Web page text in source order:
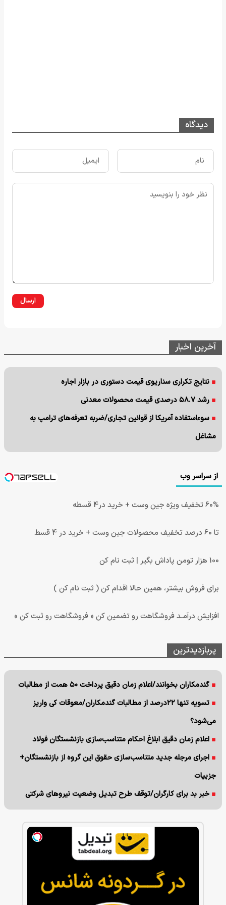
دیدگاه
ارسال
آخرین اخبار
نتایج تکراری سناریوی قیمت دستوری در بازار اجاره
رشد ۵۸.۷ درصدی قیمت محصولات معدنی
سوءاستفاده آمریکا از قوانین تجاری/ضربه تعرفه‌های ترامپ به
مشاغل
از سراسر وب
60% تخفیف ویژه جین وست + خرید در4 قسطه
تا 60 درصد تخفیف محصولات جین وست + خرید در 4 قسط
100 هزار تومن پاداش بگیر | ثبت نام کن
برای فروش بیشتر، همین حالا اقدام کن ( ثبت نام کن )
افزایش درآمـد فروشگاهت رو تضمین کن « فروشگاهت رو ثبت کن »
پربازدیدترین
گندمکاران بخوانند/اعلام زمان دقیق پرداخت ۵۰ همت از مطالبات
تسویه تنها ۲۲درصد از مطالبات گندمکاران/معوقات کی واریز
می‌شود؟
اعلام زمان دقیق ابلاغ احکام متناسب‌سازی بازنشستگان فولاد
اجرای مرجله جدید متناسب‌سازی حقوق این گروه از بازنشستگان+
جزییات
خبر بد برای کارگران/توقف طرح تبدیل وضعیت نیروهای شرکتی